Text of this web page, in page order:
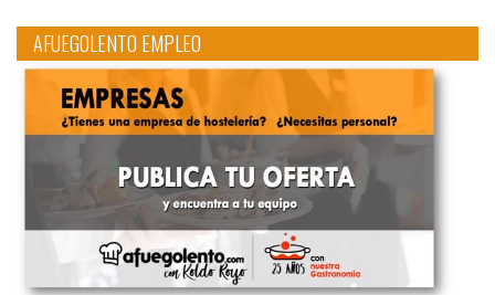
AFUEGOLENTO EMPLEO